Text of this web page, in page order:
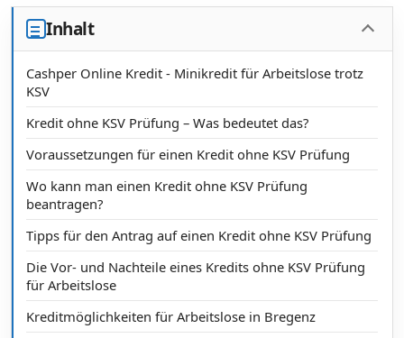
Inhalt
Cashper Online Kredit - Minikredit für Arbeitslose trotz
KSV
Kredit ohne KSV Prüfung – Was bedeutet das?
Voraussetzungen für einen Kredit ohne KSV Prüfung
Wo kann man einen Kredit ohne KSV Prüfung
beantragen?
Tipps für den Antrag auf einen Kredit ohne KSV Prüfung
Die Vor- und Nachteile eines Kredits ohne KSV Prüfung
für Arbeitslose
Kreditmöglichkeiten für Arbeitslose in Bregenz